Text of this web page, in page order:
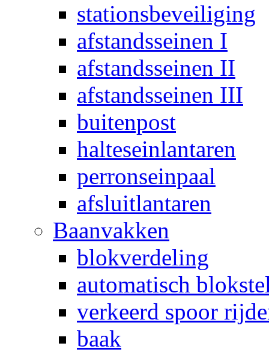
stationsbeveiliging
afstandsseinen I
afstandsseinen II
afstandsseinen III
buitenpost
halteseinlantaren
perronseinpaal
afsluitlantaren
Baanvakken
blokverdeling
automatisch
verkeerd spoor
baak